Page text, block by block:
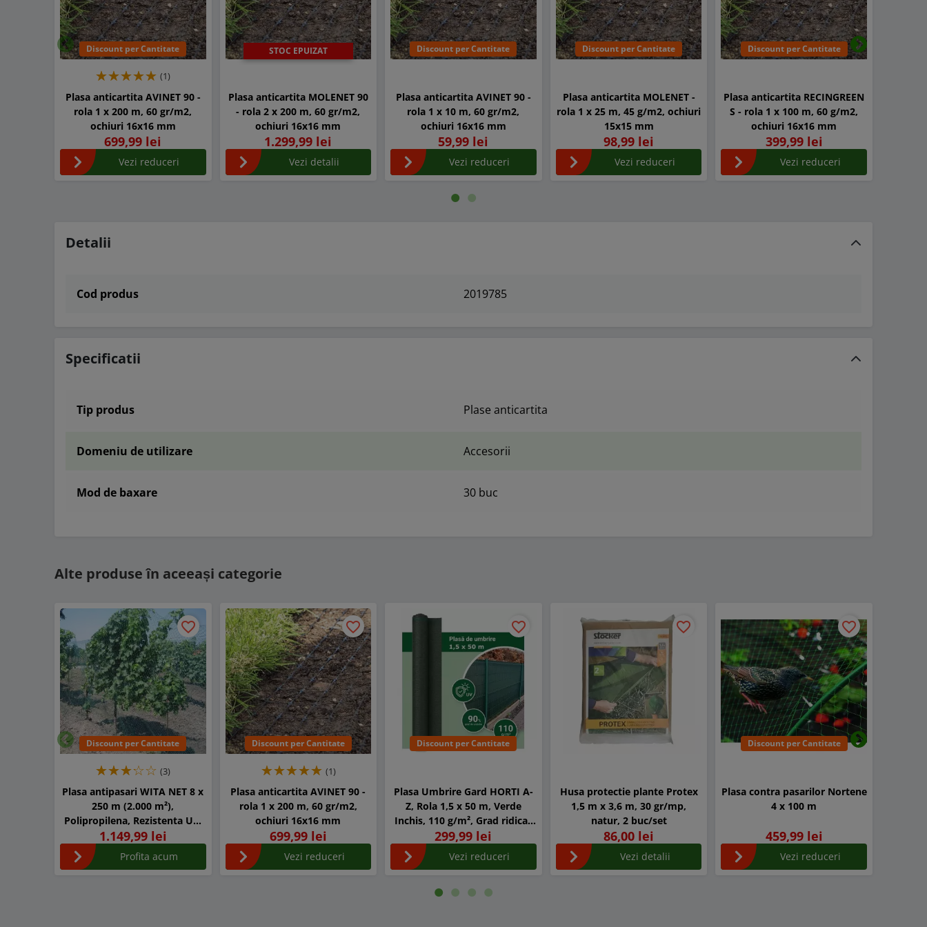
Discount per Cantitate
(1)
Plasa anticartita AVINET 90 -
rola 1 x 200 m, 60 gr/m2,
ochiuri 16x16 mm
699,99 lei
Vezi reduceri
STOC EPUIZAT
Plasa anticartita MOLENET 90
- rola 2 x 200 m, 60 gr/m2,
ochiuri 16x16 mm
1.299,99 lei
Vezi detalii
Discount per Cantitate
Plasa anticartita AVINET 90 -
rola 1 x 10 m, 60 gr/m2,
ochiuri 16x16 mm
59,99 lei
Vezi reduceri
Discount per Cantitate
Plasa anticartita MOLENET -
rola 1 x 25 m, 45 g/m2, ochiuri
15x15 mm
98,99 lei
Vezi reduceri
Discount per Cantitate
Plasa anticartita RECINGREEN
S - rola 1 x 100 m, 60 g/m2,
ochiuri 16x16 mm
399,99 lei
Vezi reduceri
Inapoi Urmatorul
Detalii
Cod produs 2019785
Specificatii
Tip produs Plase anticartita
Domeniu de utilizare Accesorii
Mod de baxare 30 buc
Alte produse în aceeași categorie
Discount per Cantitate
favorite_border
(3)
Plasa antipasari WITA NET 8 x
250 m (2.000 m²),
Polipropilena, Rezistenta UV,
Ochiuri 30 x 30 cm
1.149,99 lei
Profita acum
Discount per Cantitate
favorite_border
(1)
Plasa anticartita AVINET 90 -
rola 1 x 200 m, 60 gr/m2,
ochiuri 16x16 mm
699,99 lei
Vezi reduceri
Discount per Cantitate
favorite_border
Plasa Umbrire Gard HORTI A-
Z, Rola 1,5 x 50 m, Verde
Inchis, 110 g/m², Grad ridicat
de umbrire 90%, Tratata UV
299,99 lei
Vezi reduceri
favorite_border
Husa protectie plante Protex
1,5 m x 3,6 m, 30 gr/mp,
natur, 2 buc/set
86,00 lei
Vezi detalii
Discount per Cantitate
favorite_border
Plasa contra pasarilor Nortene
4 x 100 m
459,99 lei
Vezi reduceri
Inapoi